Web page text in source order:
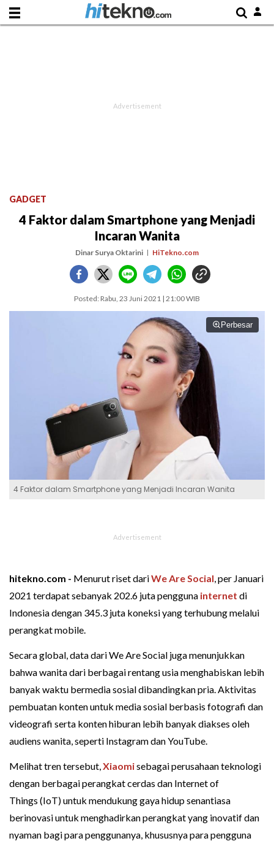
GADGET
4 Faktor dalam Smartphone yang Menjadi
Incaran Wanita
Dinar Surya Oktarini HiTekno.com
Posted: Rabu, 23 Juni 2021 | 21:00 WIB
Perbesar
4 Faktor dalam Smartphone yang Menjadi Incaran Wanita
hitekno.com - Menurut riset dariWe Are Social, per Januari
2021 terdapat sebanyak 202.6 juta pengguna internet di
Indonesia dengan 345.3 juta koneksi yang terhubung melalui
perangkat mobile.
Secara global, data dari We Are Social juga menunjukkan
bahwa wanita dari berbagai rentang usia menghabiskan lebih
banyak waktu bermedia sosial dibandingkan pria. Aktivitas
pembuatan konten untuk media sosial berbasis fotografi dan
videografi serta konten hiburan lebih banyak diakses oleh
audiens wanita, seperti Instagram dan YouTube.
Melihat tren tersebut,Xiaomisebagai perusahaan teknologi
dengan berbagai perangkat cerdas dan Internet of
Things (IoT) untuk mendukung gaya hidup senantiasa
berinovasi untuk menghadirkan perangkat yang inovatif dan
nyaman bagi para penggunanya, khususnya para pengguna